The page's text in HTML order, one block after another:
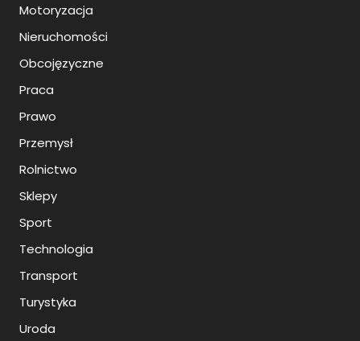
Motoryzacja
Nieruchomości
Obcojęzyczne
Praca
Prawo
Przemysł
Rolnictwo
Sklepy
Sport
Technologia
Transport
Turystyka
Uroda